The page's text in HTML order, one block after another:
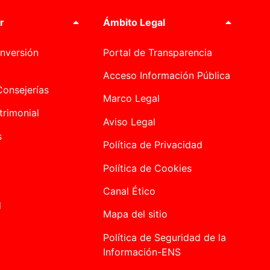
Ámbito Legal
Portal de Transparencia
Acceso Información Pública
Marco Legal
Aviso Legal
Política de Privacidad
Política de Cookies
Canal Ético
Mapa del sitio
Política de Seguridad de la
Información-ENS